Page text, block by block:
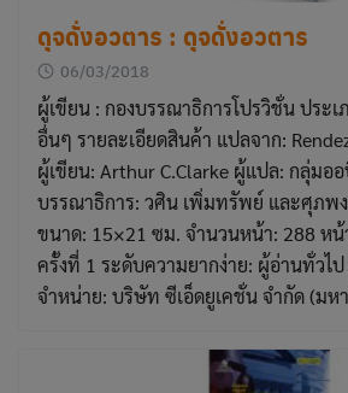
ดุจดั่งอวตาร : ดุจดั่งอวตาร
06/03/2018
ผู้เขียน : กองบรรณาธิการโปรวิชั่น ประ
อื่นๆ รายละเอียดสินค้า แปลจาก:
ผู้เขียน: Arthur C.Clarke ผู้แปล: กลุ่ม
บรรณาธิการ: วศิน เพิ่มทรัพย์ และศุภพง
ขนาด: 15×21 ซม. จำนวนหน้า: 288
ครั้งที่ 1 ระดับความยากง่าย: ผู้อ่านทั่วไ
จำหน่าย: บริษัท ซีเอ็ดยูเคชั่น จำกัด (มห